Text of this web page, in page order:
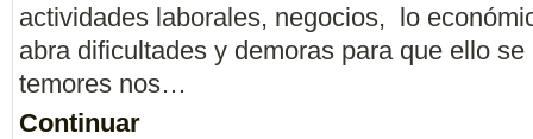
actividades laborales, negocios, lo
abra dificultades y demoras para que ello
temores nos…
Continuar